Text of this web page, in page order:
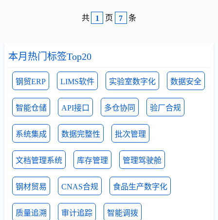
本月热门标签Top20
钢贸ERP LIMS软件 实验室数字化 数据安全
智能仓储 API接口 多仓协同 验厂合规
系统集成 数据完整性 批次管理
文档管理系统 库存管理 管理驾驶舱
钢材贸易 CNAS合规 食品生产数字化
质量追溯 审计追踪 智能调拨
共 1 页 7 条